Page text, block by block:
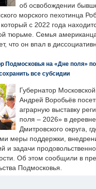
об освобождении
морского пехотинца
с 2022 года
тюрьме. Семья
что он впал в
Подмосковья на «Дне поля»
все субсидии
Губернатор
Андрей Воробьёв
аграрную выставку
поля – 2026» в
Дмитровского округа,
меры поддержки,
и задачи
Об этом сообщили в
Подмосковья.